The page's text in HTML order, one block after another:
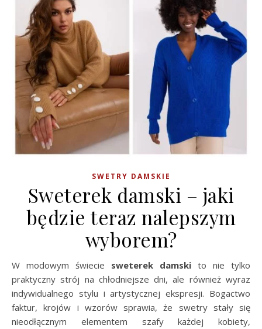
SWETRY DAMSKIE
Sweterek damski – jaki
będzie teraz nalepszym
wyborem?
W modowym świecie sweterek damski to nie tylko
praktyczny strój na chłodniejsze dni, ale również wyraz
indywidualnego stylu i artystycznej ekspresji. Bogactwo
faktur, krojów i wzorów sprawia, że swetry stały się
nieodłącznym elementem szafy każdej kobiety,